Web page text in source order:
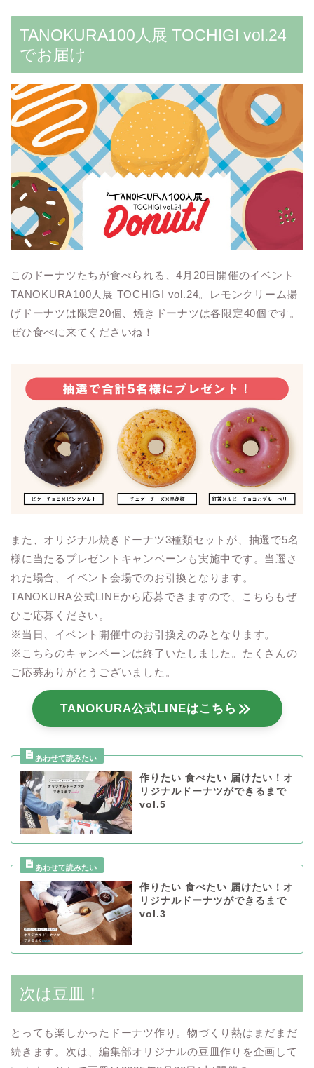
TANOKURA100人展 TOCHIGI vol.24
でお届け
このドーナツたちが食べられる、4月20日開催のイベント
TANOKURA100人展 TOCHIGI vol.24。レモンクリーム揚
げドーナツは限定20個、焼きドーナツは各限定40個です。
ぜひ食べに来てくださいね！
また、オリジナル焼きドーナツ3種類セットが、抽選で5名
様に当たるプレゼントキャンペーンも実施中です。当選さ
れた場合、イベント会場でのお引換となります。
TANOKURA公式LINEから応募できますので、こちらもぜ
ひご応募ください。
※当日、イベント開催中のお引換えのみとなります。
※こちらのキャンペーンは終了いたしました。たくさんの
ご応募ありがとうございました。
TANOKURA公式LINEはこちら
作りたい 食べたい 届けたい！オ
リジナルドーナツができるまで
vol.5
作りたい 食べたい 届けたい！オ
リジナルドーナツができるまで
vol.3
次は豆皿！
とっても楽しかったドーナツ作り。物づくり熱はまだまだ
続きます。次は、編集部オリジナルの豆皿作りを企画して